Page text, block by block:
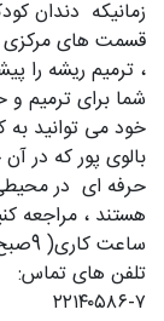
زمانیکه دندان
قسمت های مرکزی
، ترمیم ریشه را
شما برای ترمیم
خود می توانید به
بالوی پور که در
حرفه ای در
هستند ، مراجعه
ساعت کاری( 9صبح تا 1بامداد حتی روزهای تعطیل )
تلفن های تماس:
۲۲۱۴۰۵۸۶-۷